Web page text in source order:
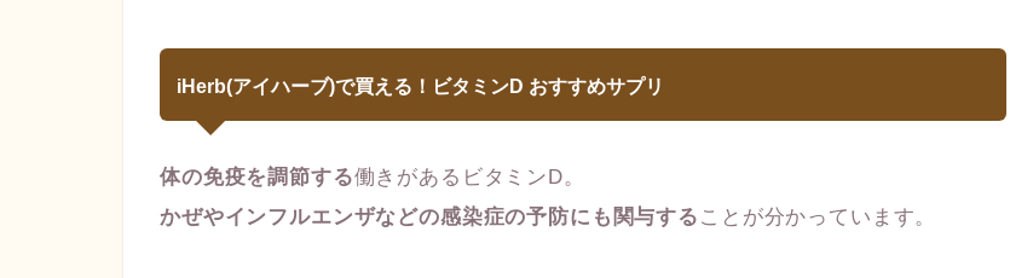
iHerb(アイハーブ)で買える！ビタミンD おすすめサプリ
体の免疫を調節する働きがあるビタミンD。
かぜやインフルエンザなどの感染症の予防にも関与する ことが分かっています。